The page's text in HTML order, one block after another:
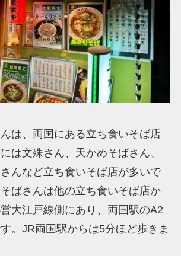
は、両国にある立ち食いそば店
は文殊さん、天かめそばさん、
んなど立ち食いそば店が多いで
ばさんは他の立ち食いそば店か
大江戸線側にあり、両国駅のA2
。JR両国駅からは5分ほど歩きま